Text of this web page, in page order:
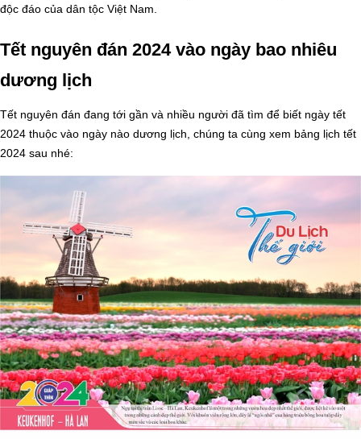
độc đáo của dân tộc Việt Nam.
Tết nguyên đán 2024 vào ngày bao nhiêu
dương lịch
Tết nguyên đán đang tới gần và nhiều người đã tìm để biết ngày tết
2024 thuộc vào ngày nào dương lịch, chúng ta cùng xem bảng lịch tết
2024 sau nhé: